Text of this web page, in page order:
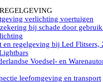
werklampen assortiment Tralert
breedstralers Lazer
werklampen in Subcategorieën
work werklamp met accu
work werklamp portable
work werklamp Hybride
lichtslang 220 Volt
work werklamp met statief
verlichting voertuigen
bij schade door
en regelgeving bij Led Flitsers,
Voedsel- en
leefomgeving en transport